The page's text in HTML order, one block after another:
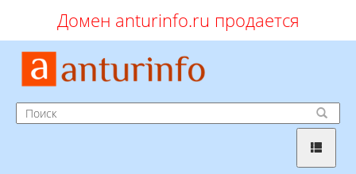
Домен anturinfo.ru продается